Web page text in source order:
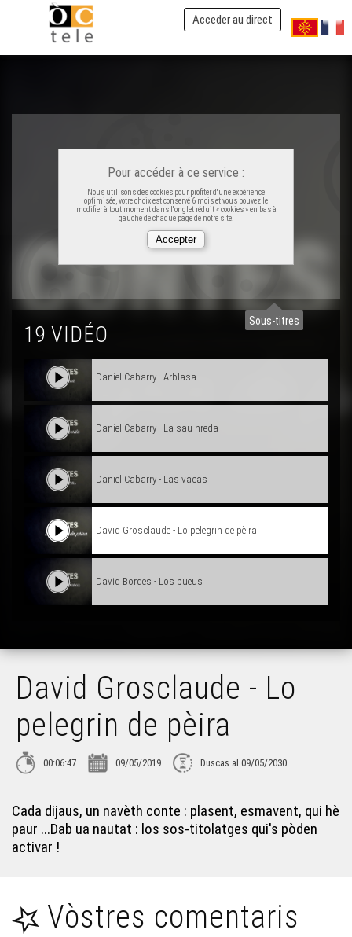
Acceder au direct
Sous-titres
Pour accéder à ce service :
Nous utilisons des cookies pour profiter d'une expérience
optimisée, votre choix est conservé 6 mois et vous pouvez le
modifier à tout moment dans l'onglet réduit « cookies » en bas à
gauche de chaque page de notre site.
19 VIDÉO
Jean-Jacques Dutaut-Boué : Gasconada
Jan Dau Melhau declama un poema de Marcela
Miquèu Baris - Gargantua
Marcel Abbadie - Lo Sordat
Daniel Cabarry - Luiz
Daniel Cabarry - Arblasa
Daniel Cabarry - La sau hreda
Daniel Cabarry - Las vacas
David Grosclaude - Lo pelegrin de pèira
David Bordes - Los bueus
David Grosclaude - Lo
pelegrin de pèira
00:06:47 09/05/2019 Duscas al 09/05/2030
Cada dijaus, un navèth conte : plasent, esmavent, qui hè
paur ...Dab ua nautat : los sos-titolatges qui's pòden
activar !
Vòstres comentaris